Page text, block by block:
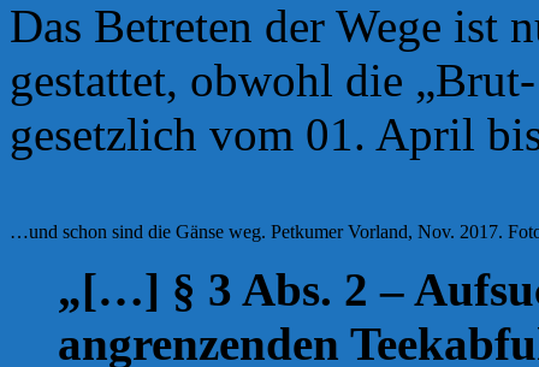
Das Betreten der Wege ist
gestattet, obwohl die
gesetzlich vom 01. April
…und schon sind die Gänse weg. Petkumer Vorland, Nov. 2017.
„[…] § 3 Abs. 2 –
angrenzenden